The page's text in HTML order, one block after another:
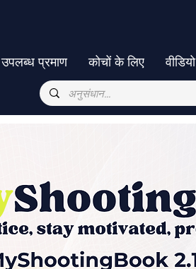
उपलब्ध प्रमाण कोचों के लिए वीडियो